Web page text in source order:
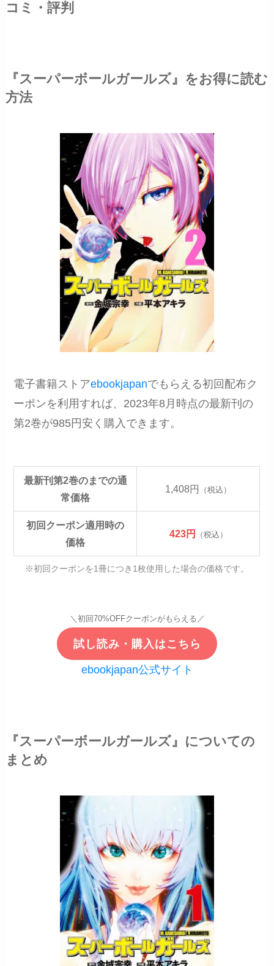
コミ・評判
『スーパーボールガールズ』をお得に読む
方法
電子書籍ストアebookjapanでもらえる初回配布ク
ーポンを利用すれば、2023年8月時点の最新刊の
第2巻が985円安く購入できます。
最新刊第2巻のまでの通
常価格
1,408円 （税込）
初回クーポン適用時の
価格
423円 （税込）
※初回クーポンを1冊につき1枚使用した場合の価格です。
＼初回70%OFFクーポンがもらえる／
試し読み・購入はこちら
ebookjapan公式サイト
『スーパーボールガールズ』についての
まとめ